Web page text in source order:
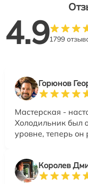
4.91799
Горюнов
Мастерская -
Холодильник был
уровне, теперь он
Королев